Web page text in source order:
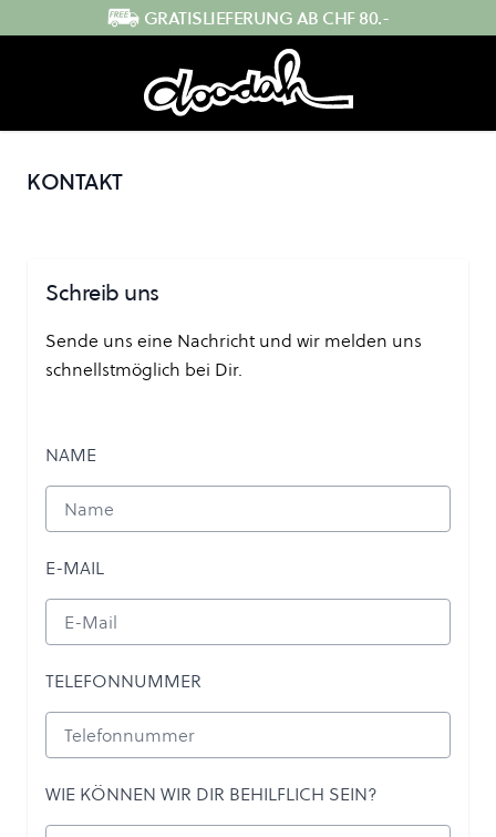
Direkt zum Inhalt GRATISLIEFERUNG AB CHF 80.-
KONTAKT
Schreib uns
Sende uns eine Nachricht und wir melden uns
schnellstmöglich bei Dir.
NAME
E-MAIL
TELEFONNUMMER
WIE KÖNNEN WIR DIR BEHILFLICH SEIN?